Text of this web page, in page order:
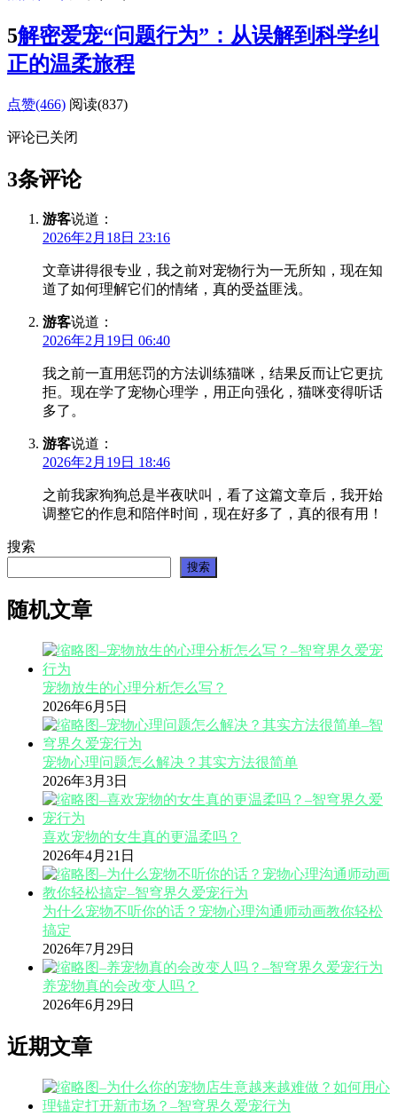
5解密爱宠“问题行为”：从误解到科学纠
正的温柔旅程
点赞(466) 阅读(837)
评论已关闭
3条评论
游客说道：
2026年2月18日 23:16
文章讲得很专业，我之前对宠物行为一无所知，现在知
道了如何理解它们的情绪，真的受益匪浅。
游客说道：
2026年2月19日 06:40
我之前一直用惩罚的方法训练猫咪，结果反而让它更抗
拒。现在学了宠物心理学，用正向强化，猫咪变得听话
多了。
游客说道：
2026年2月19日 18:46
之前我家狗狗总是半夜吠叫，看了这篇文章后，我开始
调整它的作息和陪伴时间，现在好多了，真的很有用！
搜索
搜索
随机文章
宠物放生的心理分析怎么写？
2026年6月5日
宠物心理问题怎么解决？其实方法很简单
2026年3月3日
喜欢宠物的女生真的更温柔吗？
2026年4月21日
为什么宠物不听你的话？宠物心理沟通师动画教你轻松
搞定
2026年7月29日
养宠物真的会改变人吗？
2026年6月29日
近期文章